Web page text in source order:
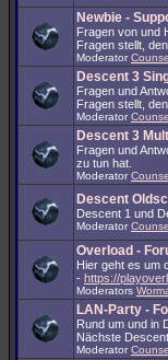
Newbie -
Fragen von und
Fragen stellt,
Moderator
Descent 3
Fragen und
Fragen stellt,
Moderator
Descent 3
Fragen und
zu tun hat.
Moderator
Descent
Descent 1 und
Moderator
Overload -
Hier geht es um
- https://
Moderators
LAN-Party -
Rund um und in
Nächste
Moderator